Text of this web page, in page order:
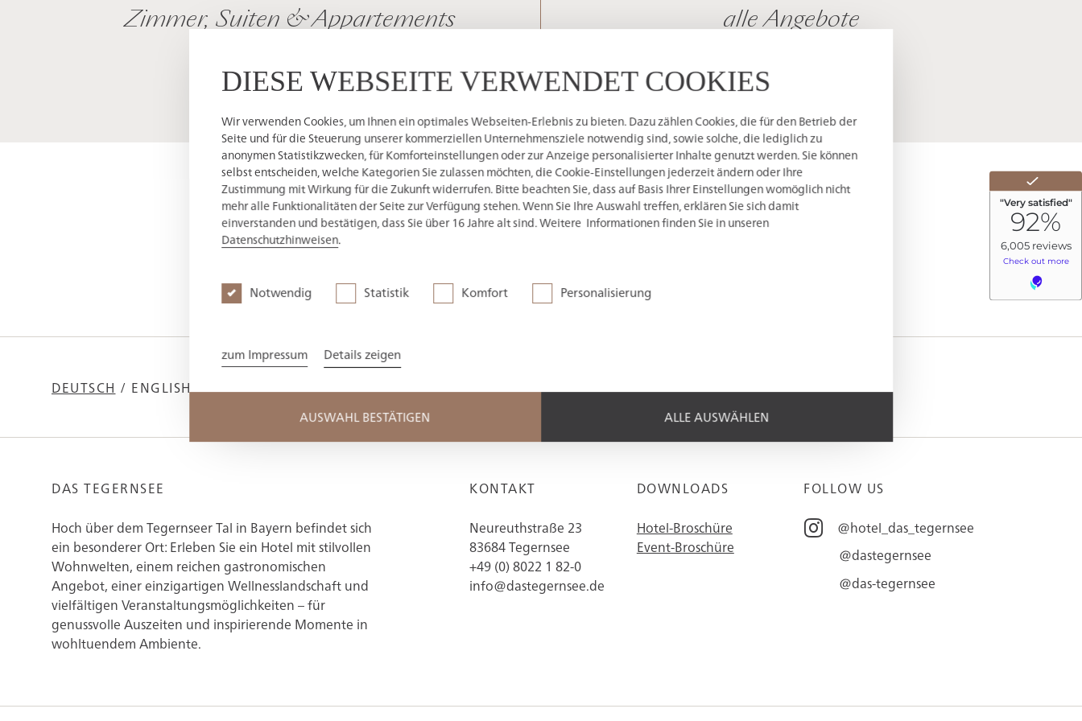
DIESE WEBSEITE VERWENDET COOKIES
Wir verwenden Cookies, um Ihnen ein optimales Webseiten-Erlebnis zu bieten. Dazu zählen Cookies, die für den Betrieb der
Seite und für die Steuerung unserer kommerziellen Unternehmensziele notwendig sind, sowie solche, die lediglich zu
anonymen Statistikzwecken, für Komforteinstellungen oder zur Anzeige personalisierter Inhalte genutzt werden. Sie können
selbst entscheiden, welche Kategorien Sie zulassen möchten, die Cookie-Einstellungen jederzeit ändern oder Ihre
Zustimmung mit Wirkung für die Zukunft widerrufen. Bitte beachten Sie, dass auf Basis Ihrer Einstellungen womöglich nicht
mehr alle Funktionalitäten der Seite zur Verfügung stehen. Wenn Sie Ihre Auswahl treffen, erklären Sie sich damit
einverstanden und bestätigen, dass Sie über 16 Jahre alt sind. Weitere Informationen finden Sie in unseren
Datenschutzhinweisen.
Notwendig Statistik Komfort Personalisierung
zum Impressum Details zeigen
AUSWAHL BESTÄTIGEN ALLE AUSWÄHLEN
Zimmer, Suiten & Appartements alle Angebote
DEUTSCH / ENGLISH
DAS TEGERNSEE
Hoch über dem Tegernseer Tal in Bayern befindet sich
ein besonderer Ort: Erleben Sie ein Hotel mit stilvollen
Wohnwelten, einem reichen gastronomischen
Angebot, einer einzigartigen Wellnesslandschaft und
vielfältigen Veranstaltungsmöglichkeiten – für
genussvolle Auszeiten und inspirierende Momente in
wohltuendem Ambiente.
KONTAKT
Neureuthstraße 23
83684 Tegernsee
+49 (0) 8022 1 82-0
info@dastegernsee.de
DOWNLOADS
Hotel-Broschüre
Event-Broschüre
FOLLOW US
@hotel_das_tegernsee
@dastegernsee
@das-tegernsee